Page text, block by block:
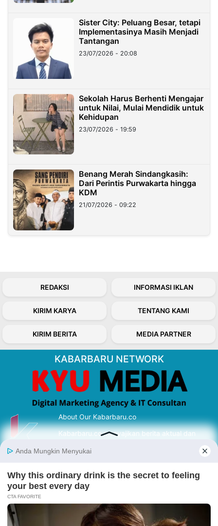
Sister City: Peluang Besar, tetapi
Implementasinya Masih Menjadi
Tantangan
23/07/2026 - 20:08
Sekolah Harus Berhenti Mengajar
untuk Nilai, Mulai Mendidik untuk
Kehidupan
23/07/2026 - 19:59
Benang Merah Sindangkasih:
Dari Perintis Purwakarta hingga
KDM
21/07/2026 - 09:22
REDAKSI INFORMASI IKLAN
KIRIM KARYA TENTANG KAMI
KIRIM BERITA MEDIA PARTNER
KABARBARU NETWORK
About Our Kabarbaru.co
Kabarbaru.co menyajikan berita aktual dan
serta terverifikasi dari sumber yang tepat.
Follow Kabarbaru